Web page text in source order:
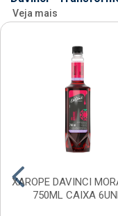
Veja mais
XAROPE DAVINCI
750ML CAIXA